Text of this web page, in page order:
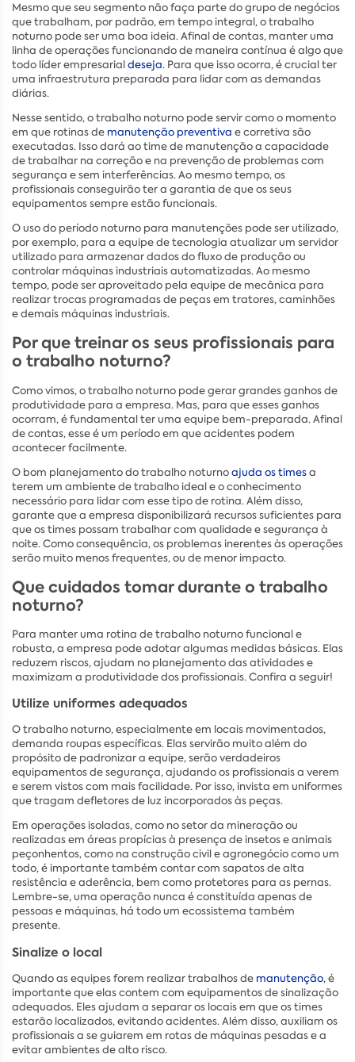
Mesmo que seu segmento não faça parte do grupo de negócios
que trabalham, por padrão, em tempo integral, o trabalho
noturno pode ser uma boa ideia. Afinal de contas, manter uma
linha de operações funcionando de maneira contínua é algo que
todo líder empresarialdeseja. Para que isso ocorra, é crucial ter
uma infraestrutura preparada para lidar com as demandas
diárias.
Nesse sentido, o trabalho noturno pode servir como o momento
em que rotinas de manutenção preventiva e corretiva são
executadas. Isso dará ao time de manutenção a capacidade
de trabalhar na correção e na prevenção de problemas com
segurança e sem interferências. Ao mesmo tempo, os
profissionais conseguirão ter a garantia de que os seus
equipamentos sempre estão funcionais.
O uso do período noturno para manutenções pode ser utilizado,
por exemplo, para a equipe de tecnologia atualizar um servidor
utilizado para armazenar dados do fluxo de produção ou
controlar máquinas industriais automatizadas. Ao mesmo
tempo, pode ser aproveitado pela equipe de mecânica para
realizar trocas programadas de peças em tratores, caminhões
e demais máquinas industriais.
Por que treinar os seus profissionais para
o trabalho noturno?
Como vimos, o trabalho noturno pode gerar grandes ganhos de
produtividade para a empresa. Mas, para que esses ganhos
ocorram, é fundamental ter uma equipe bem-preparada. Afinal
de contas, esse é um período em que acidentes podem
acontecer facilmente.
O bom planejamento do trabalho noturnoajuda os timesa
terem um ambiente de trabalho ideal e o conhecimento
necessário para lidar com esse tipo de rotina. Além disso,
garante que a empresa disponibilizará recursos suficientes para
que os times possam trabalhar com qualidade e segurança à
noite. Como consequência, os problemas inerentes às operações
serão muito menos frequentes, ou de menor impacto.
Que cuidados tomar durante o trabalho
noturno?
Para manter uma rotina de trabalho noturno funcional e
robusta, a empresa pode adotar algumas medidas básicas. Elas
reduzem riscos, ajudam no planejamento das atividades e
maximizam a produtividade dos profissionais. Confira a seguir!
Utilize uniformes adequados
O trabalho noturno, especialmente em locais movimentados,
demanda roupas específicas. Elas servirão muito além do
propósito de padronizar a equipe, serão verdadeiros
equipamentos de segurança, ajudando os profissionais a verem
e serem vistos com mais facilidade. Por isso, invista em uniformes
que tragam defletores de luz incorporados às peças.
Em operações isoladas, como no setor da mineração ou
realizadas em áreas propícias à presença de insetos e animais
peçonhentos, como na construção civil e agronegócio como um
todo, é importante também contar com sapatos de alta
resistência e aderência, bem como protetores para as pernas.
Lembre-se, uma operação nunca é constituída apenas de
pessoas e máquinas, há todo um ecossistema também
presente.
Sinalize o local
Quando as equipes forem realizar trabalhos de manutenção, é
importante que elas contem com equipamentos de sinalização
adequados. Eles ajudam a separar os locais em que os times
estarão localizados, evitando acidentes. Além disso, auxiliam os
profissionais a se guiarem em rotas de máquinas pesadas e a
evitar ambientes de alto risco.